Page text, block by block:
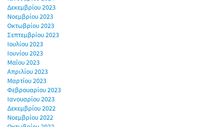
Δεκεμβρίου 2023
Νοεμβρίου 2023
Οκτωβρίου 2023
Σεπτεμβρίου 2023
Ιουλίου 2023
Ιουνίου 2023
Μαΐου 2023
Απριλίου 2023
Μαρτίου 2023
Φεβρουαρίου 2023
Ιανουαρίου 2023
Δεκεμβρίου 2022
Νοεμβρίου 2022